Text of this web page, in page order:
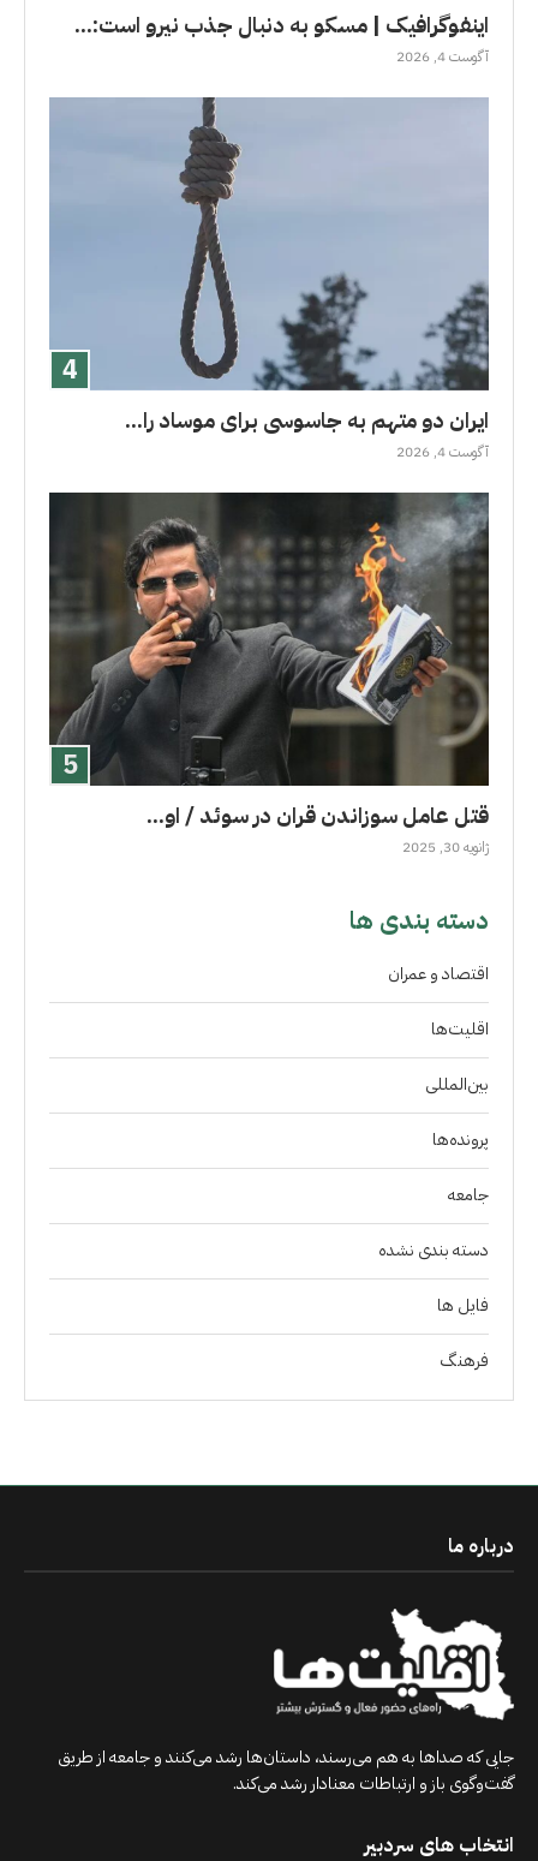
اینفوگرافیک | مسکو به دنبال جذب نیرو است:...
آگوست 4, 2026
ایران دو متهم به جاسوسی برای موساد را...
آگوست 4, 2026
قتل عامل سوزاندن قران در سوئد / او...
ژانویه 30, 2025
دسته بندی ها
اقتصاد و عمران
اقلیت‌ها
بین‌المللی
پرونده‌ها
جامعه
دسته بندی نشده
فايل ها
فرهنگ
درباره ما
جایی که صداها به هم می‌رسند، داستان‌ها رشد می‌کنند و جامعه از طریق
گفت‌وگوی باز و ارتباطات معنادار رشد می‌کند.
انتخاب های سردبیر